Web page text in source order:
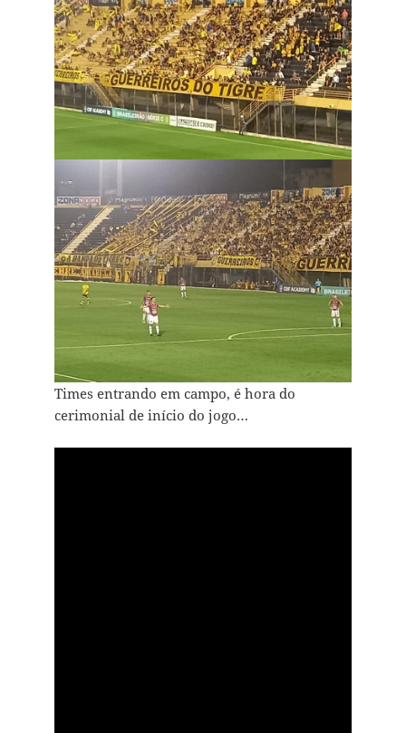
Times entrando em campo, é hora do
cerimonial de início do jogo…